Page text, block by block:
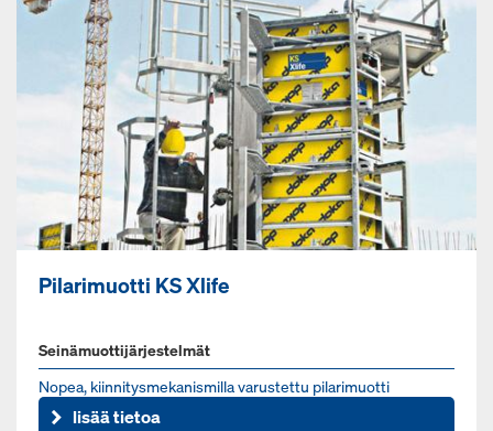
Pilarimuotti KS Xlife
Seinämuottijärjestelmät
No­pea, kiin­ni­tys­me­ka­nis­mil­la va­rus­tet­tu pi­la­ri­muot­ti
lisää tietoa